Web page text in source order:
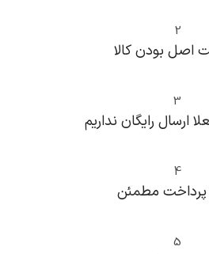
15 ماه
2
اﺻﻞ ﺑﻮدن ﮐﺎﻟﺎ
3
ارسال رایگان نداریم
4
پرداخت مطمئن
5